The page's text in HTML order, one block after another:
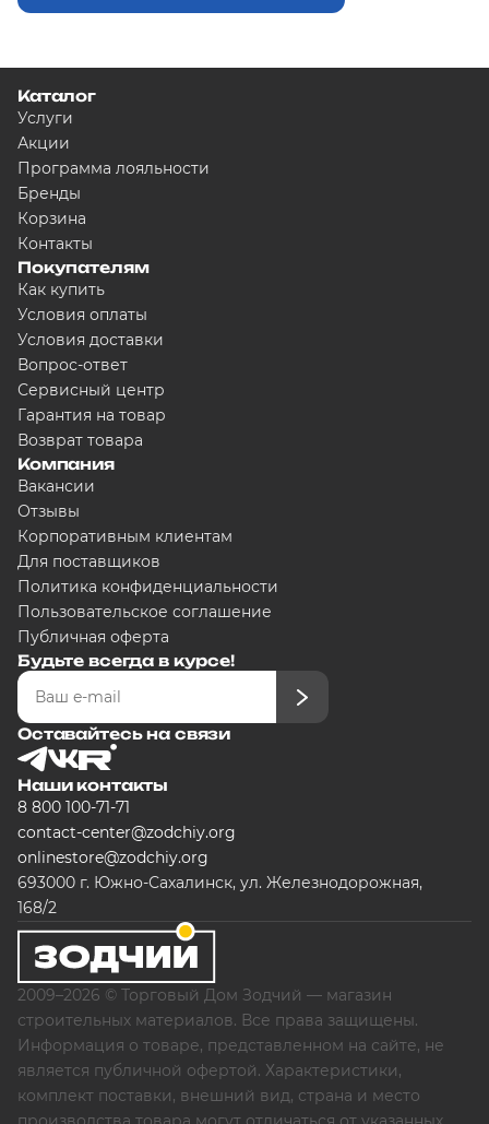
Каталог
Услуги
Акции
Программа лояльности
Бренды
Корзина
Контакты
Покупателям
Как купить
Условия оплаты
Условия доставки
Вопрос-ответ
Сервисный центр
Гарантия на товар
Возврат товара
Компания
Вакансии
Отзывы
Корпоративным клиентам
Для поставщиков
Политика конфиденциальности
Пользовательское соглашение
Публичная оферта
Будьте всегда в курсе!
Оставайтесь на связи
Наши контакты
8 800 100-71-71
contact-center@zodchiy.org
onlinestore@zodchiy.org
693000 г. Южно-Сахалинск, ул. Железнодорожная,
168/2
2009–2026 © Торговый Дом Зодчий — магазин
строительных материалов. Все права защищены.
Информация о товаре, представленном на сайте, не
является публичной офертой. Характеристики,
комплект поставки, внешний вид, страна и место